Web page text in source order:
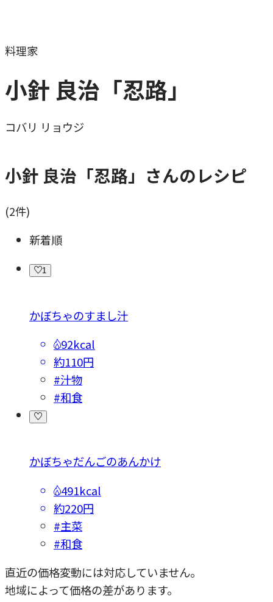
料理家
小針 良治「忍路」
コバリ リョウジ
小針 良治「忍路」さんのレシピ
(2件)
新着順
1
かぼちゃのすまし汁
92kcal
約110円
#汁物
#和食
かぼちゃだんごのあんかけ
491kcal
約220円
#主菜
#和食
直近の価格変動には対応していません。
地域によって価格の差があります。